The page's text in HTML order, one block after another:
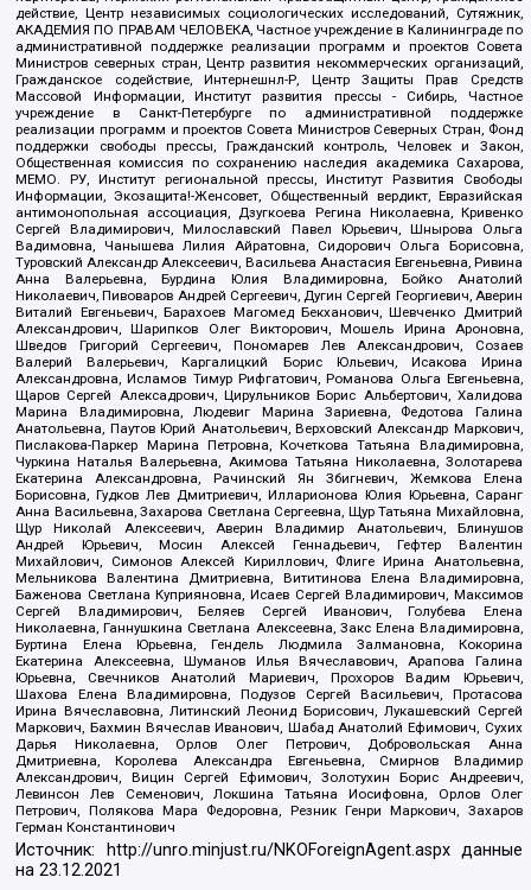
действие, Центр независимых социологических исследований, Сутяжник,
АКАДЕМИЯ ПО ПРАВАМ ЧЕЛОВЕКА, Частное учреждение в Калининграде по
административной поддержке реализации программ и проектов Совета
Министров северных стран, Центр развития некоммерческих организаций,
Гражданское содействие, Интернешнл-Р, Центр Защиты Прав Средств
Массовой Информации, Институт развития прессы - Сибирь, Частное
учреждение в Санкт-Петербурге по административной поддержке
реализации программ и проектов Совета Министров Северных Стран, Фонд
поддержки свободы прессы, Гражданский контроль, Человек и Закон,
Общественная комиссия по сохранению наследия академика Сахарова,
МЕМО. РУ, Институт региональной прессы, Институт Развития Свободы
Информации, Экозащита!-Женсовет, Общественный вердикт, Евразийская
антимонопольная ассоциация, Дзугкоева Регина Николаевна, Кривенко
Сергей Владимирович, Милославский Павел Юрьевич, Шнырова Ольга
Вадимовна, Чанышева Лилия Айратовна, Сидорович Ольга Борисовна,
Туровский Александр Алексеевич, Васильева Анастасия Евгеньевна, Ривина
Анна Валерьевна, Бурдина Юлия Владимировна, Бойко Анатолий
Николаевич, Пивоваров Андрей Сергеевич, Дугин Сергей Георгиевич, Аверин
Виталий Евгеньевич, Барахоев Магомед Бекханович, Шевченко Дмитрий
Александрович, Шарипков Олег Викторович, Мошель Ирина Ароновна,
Шведов Григорий Сергеевич, Пономарев Лев Александрович, Созаев
Валерий Валерьевич, Каргалицкий Борис Юльевич, Исакова Ирина
Александровна, Исламов Тимур Рифгатович, Романова Ольга Евгеньевна,
Щаров Сергей Алексадрович, Цирульников Борис Альбертович, Халидова
Марина Владимировна, Людевиг Марина Зариевна, Федотова Галина
Анатольевна, Паутов Юрий Анатольевич, Верховский Александр Маркович,
Пислакова-Паркер Марина Петровна, Кочеткова Татьяна Владимировна,
Чуркина Наталья Валерьевна, Акимова Татьяна Николаевна, Золотарева
Екатерина Александровна, Рачинский Ян Збигневич, Жемкова Елена
Борисовна, Гудков Лев Дмитриевич, Илларионова Юлия Юрьевна, Саранг
Анна Васильевна, Захарова Светлана Сергеевна, Щур Татьяна Михайловна,
Щур Николай Алексеевич, Аверин Владимир Анатольевич, Блинушов
Андрей Юрьевич, Мосин Алексей Геннадьевич, Гефтер Валентин
Михайлович, Симонов Алексей Кириллович, Флиге Ирина Анатольевна,
Мельникова Валентина Дмитриевна, Вититинова Елена Владимировна,
Баженова Светлана Куприяновна, Исаев Сергей Владимирович, Максимов
Сергей Владимирович, Беляев Сергей Иванович, Голубева Елена
Николаевна, Ганнушкина Светлана Алексеевна, Закс Елена Владимировна,
Буртина Елена Юрьевна, Гендель Людмила Залмановна, Кокорина
Екатерина Алексеевна, Шуманов Илья Вячеславович, Арапова Галина
Юрьевна, Свечников Анатолий Мариевич, Прохоров Вадим Юрьевич,
Шахова Елена Владимировна, Подузов Сергей Васильевич, Протасова
Ирина Вячеславовна, Литинский Леонид Борисович, Лукашевский Сергей
Маркович, Бахмин Вячеслав Иванович, Шабад Анатолий Ефимович, Сухих
Дарья Николаевна, Орлов Олег Петрович, Добровольская Анна
Дмитриевна, Королева Александра Евгеньевна, Смирнов Владимир
Александрович, Вицин Сергей Ефимович, Золотухин Борис Андреевич,
Левинсон Лев Семенович, Локшина Татьяна Иосифовна, Орлов Олег
Петрович, Полякова Мара Федоровна, Резник Генри Маркович, Захаров
Герман Константинович
Источник: http://unro.minjust.ru/NKOForeignAgent.aspxданные
на23.12.2021